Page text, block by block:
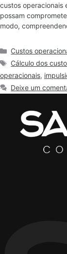
custos operacionais
possam
modo,
Custos
Cálculo dos
operacionais,
Deixe um